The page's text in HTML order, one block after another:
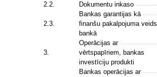
2.2.
Dokumentu inkaso
2.3.
Bankas garantijas kā
finanšu pakalpojuma veids
bankā
3.
Operācijas ar
vērtspapīriem, bankas
investīciju produkti
Bankas operācijas ar